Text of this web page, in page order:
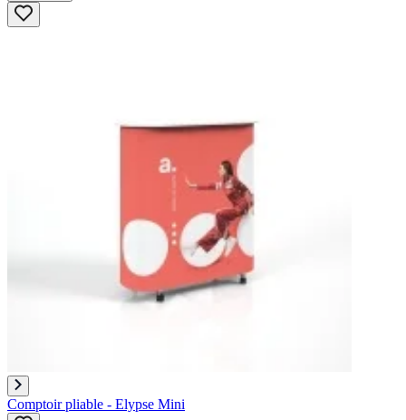
Comptoir pliable - Elypse Mini